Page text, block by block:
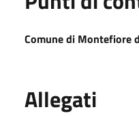
Comune di Montefiore
Allegati